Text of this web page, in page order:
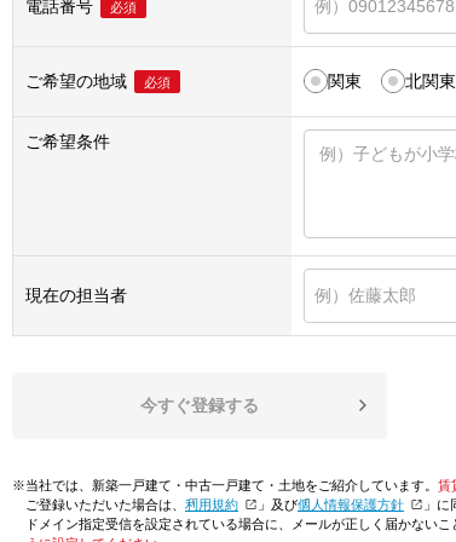
電話番号 必須
ご希望の地域 必須 関東 北関東
ご希望条件
現在の担当者
今すぐ登録する
※当社では、新築一戸建て・中古一戸建て・土地をご紹介しています。 賃
ご登録いただいた場合は、「利用規約 」及び「個人情報保護方針
」に
ドメイン指定受信を設定されている場合に、メールが正しく届かないこ